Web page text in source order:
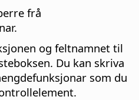
frå
og feltnamnet til
Du kan skriva
som du